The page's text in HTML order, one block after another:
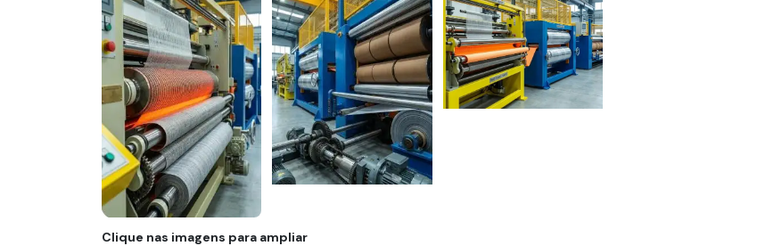
Clique nas imagens para ampliar